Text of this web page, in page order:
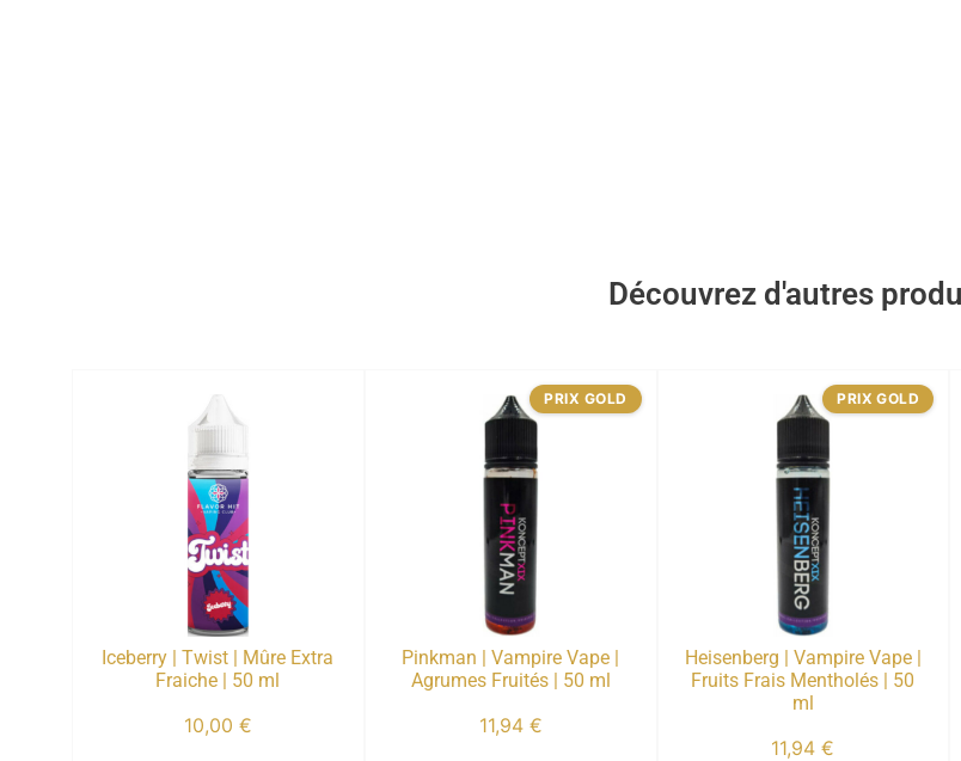
Découvrez d'autres
Iceberry | Twist | Mûre Extra
Fraiche | 50 ml
10,00 €
Pinkman | Vampire Vape |
Agrumes Fruités | 50 ml
11,94 €
PRIX GOLD
Heisenberg | Vampire Vape |
Fruits Frais Mentholés | 50
ml
11,94€
PRIX GOLD